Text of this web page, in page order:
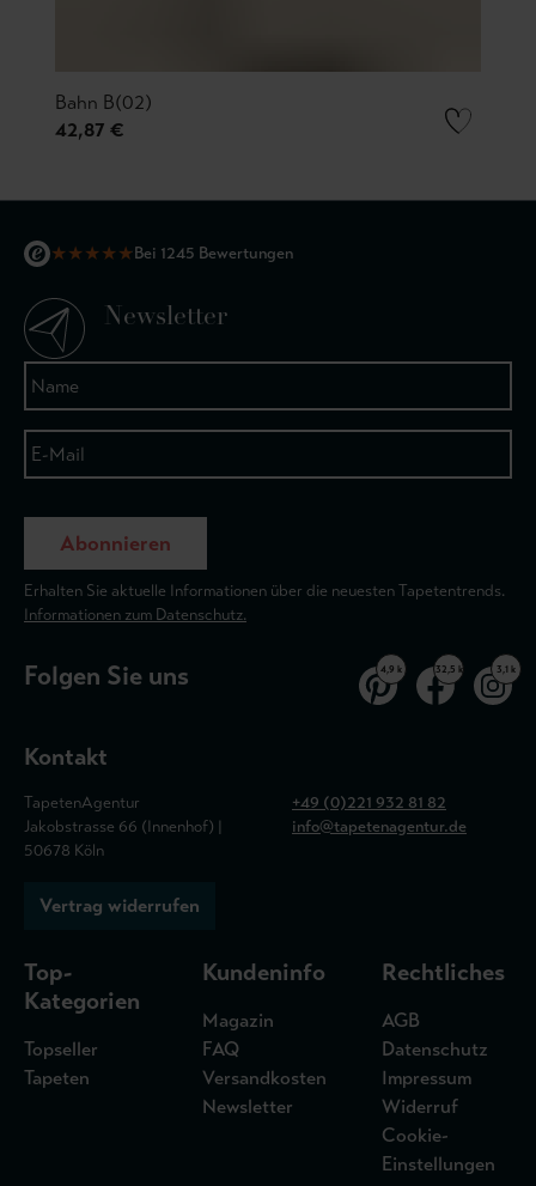
Bahn B(02)
42,87 €
★★★★★Bei 1245 Bewertungen
Newsletter
Abonnieren
Erhalten Sie aktuelle Informationen über die neuesten Tapetentrends.
Informationen zum Datenschutz.
Folgen Sie uns 4,9 k 32,5 k 3,1 k
Kontakt
TapetenAgentur
Jakobstrasse 66 (Innenhof) |
50678 Köln
+49 (0)221 932 81 82
info@tapetenagentur.de
Vertrag widerrufen
Top-
Kategorien
Topseller
Tapeten
Kundeninfo
Magazin
FAQ
Versandkosten
Newsletter
Rechtliches
AGB
Datenschutz
Impressum
Widerruf
Cookie-
Einstellungen